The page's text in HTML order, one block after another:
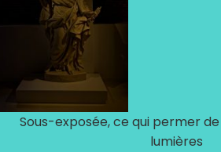
Sous-exposée, ce qui permer
lumières